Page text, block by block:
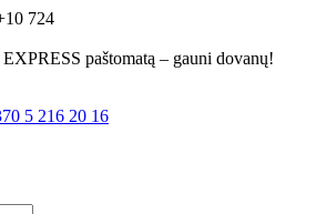
724
paštomatą – gauni dovanų!
5 216 20 16